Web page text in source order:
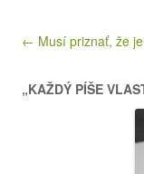
Post navigation
← Musí priznať, že
„KAŽDÝ PÍŠE